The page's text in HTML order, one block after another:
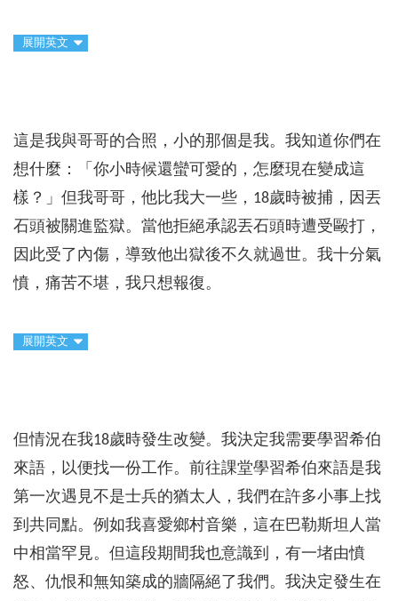
展開英文
這是我與哥哥的合照，小的那個是我。我知道你們在
想什麼：「你小時候還蠻可愛的，怎麼現在變成這
樣？」但我哥哥，他比我大一些，18歲時被捕，因丟
石頭被關進監獄。當他拒絕承認丟石頭時遭受毆打，
因此受了內傷，導致他出獄後不久就過世。我十分氣
憤，痛苦不堪，我只想報復。
展開英文
但情況在我18歲時發生改變。我決定我需要學習希伯
來語，以便找一份工作。前往課堂學習希伯來語是我
第一次遇見不是士兵的猶太人，我們在許多小事上找
到共同點。例如我喜愛鄉村音樂，這在巴勒斯坦人當
中相當罕見。但這段期間我也意識到，有一堵由憤
怒、仇恨和無知築成的牆隔絕了我們。我決定發生在